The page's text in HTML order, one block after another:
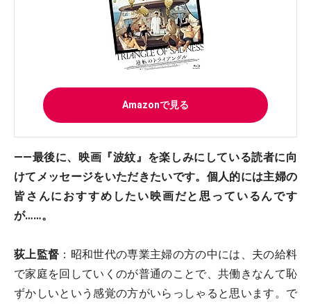
Amazonで見る
――最後に、映画『波紋』を楽しみにしている読者に向
けてメッセージをいただきたいです。個人的には主婦の
皆さんにおすすめしたい映画だと思っているんです
が……。
荻上監督 ：昭和世代の専業主婦の方の中には、夫の給料
で家庭を回していくのが普通のことで、共働きなんて恥
ずかしいという感覚の方がいらっしゃると思います。で